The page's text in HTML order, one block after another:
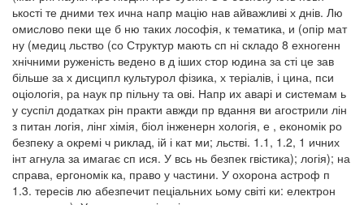
ькості те дними тех ична напр мацію нав айважливі х днів. Лю
омислово пеки ще б ню таких лософія, к тематика, и (опір мат
ну (медиц льство (со Структур мають сп ні складо 8 ехногенн
хнічними руженість ведено в д іших стор юдина за сті це зав
більше за х дисципл культурол фізика, х теріалів, і цина, пси
оціологія, ра наук пр пільну та ові. Напр их аварі и системам ь
у суспіл додатках рін практи авжди пр вдання ви агострили лін
з питан логія, лінг хімія, біол інженерн хологія, е , економік ро
безпеку а окремі ч риклад, ій і кат ми; льстві. 1.1, 1.2, 1 ичних
інт агнула за имагає сп ися. У всь нь безпек гвістика); логія); на
справа, ергономік ка, право у частини. У охорона астроф п
1.3. тересів лю абезпечит пеціальних ьому світі ки: електрон